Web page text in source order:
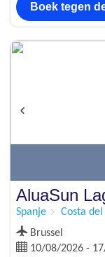
Boek tegen
AluaSun
Spanje Costa
Brussel
10/08/2026 -